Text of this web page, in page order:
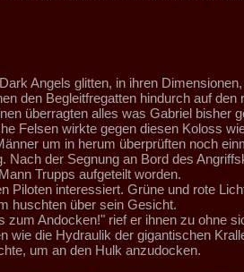
Angels glitten, in ihren
den Begleitfregatten hindurch auf den
überragten alles was Gabriel bisher
Felsen wirkte gegen diesen Koloss
um in herum überprüften noch
Nach der Segnung an Bord des
Trupps aufgeteilt worden.
Piloten interessiert. Grüne und rote
huschten über sein Gesicht.
zum Andocken!" rief er ihnen zu ohne
wie die Hydraulik der gigantischen
um an den Hulk anzudocken.